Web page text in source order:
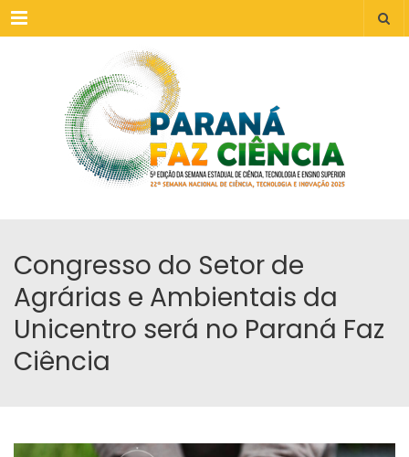
Menu
Congresso do Setor de
Agrárias e Ambientais da
Unicentro será no Paraná Faz
Ciência